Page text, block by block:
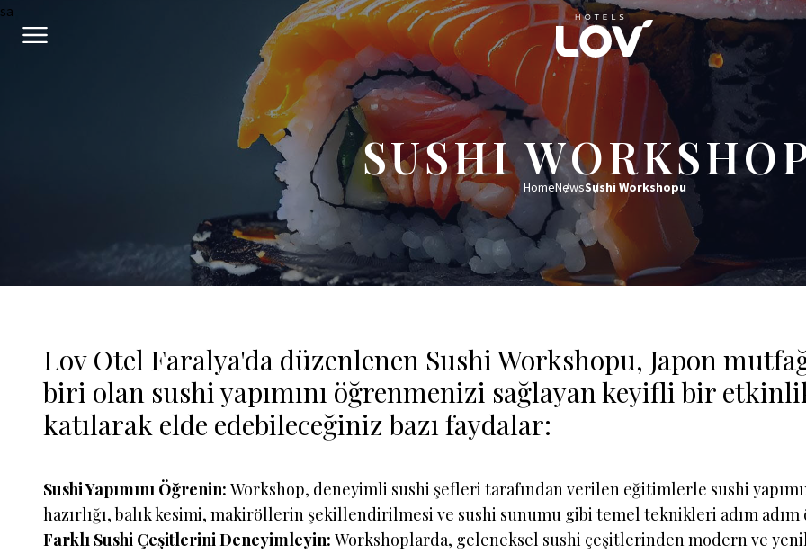
sa
SUSHI
HomeNewsSushi Workshopu
Lov Otel Faralya'da düzenlenen Sushi Workshopu, Japon
biri olan sushi yapımını öğrenmenizi sağlayan keyifli bir
katılarak elde edebileceğiniz bazı faydalar:
Sushi Yapımını Öğrenin: Workshop, deneyimli sushi şefleri tarafından verilen eğitimlerle sushi
hazırlığı, balık kesimi, makiröllerin şekillendirilmesi ve sushi sunumu gibi temel teknikleri adım
Farklı Sushi Çeşitlerini Deneyimleyin: Workshoplarda, geleneksel sushi çeşitlerinden modern ve